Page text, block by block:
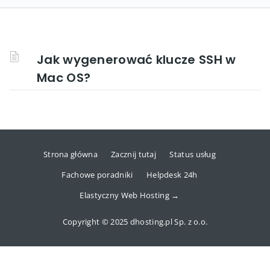
Jak wygenerować klucze SSH w
Mac OS?
Strona główna Zacznij tutaj
Status usług
Fachowe poradniki
Helpdesk 24h
Elastyczny Web Hosting →
Copyright © 2025 dhosting.pl Sp. z o.o.